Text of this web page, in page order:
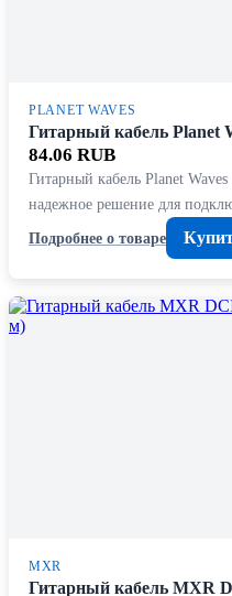
PLANET WAVES
Гитарный кабель Planet
84.06 RUB
Гитарный кабель Planet
надежное решение для
Подробнее о товаре
MXR
Гитарный кабель MXR